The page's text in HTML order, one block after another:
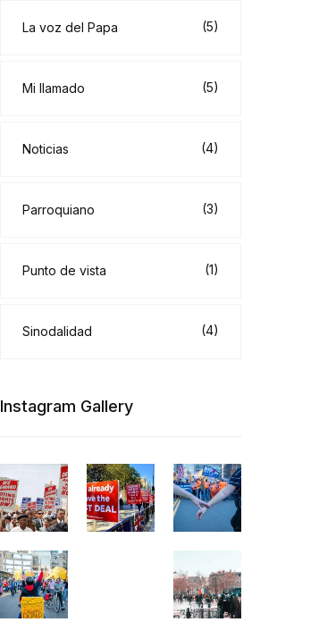
La voz del Papa (5)
Mi llamado (5)
Noticias (4)
Parroquiano (3)
Punto de vista (1)
Sinodalidad (4)
Instagram Gallery